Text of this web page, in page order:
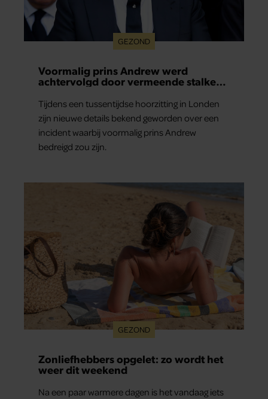
GEZOND
Voormalig prins Andrew werd
achtervolgd door vermeende stalker
Tijdens een tussentijdse hoorzitting in Londen
zijn nieuwe details bekend geworden over een
incident waarbij voormalig prins Andrew
bedreigd zou zijn.
GEZOND
Zonliefhebbers opgelet: zo wordt het
weer dit weekend
Na een paar warmere dagen is het vandaag iets